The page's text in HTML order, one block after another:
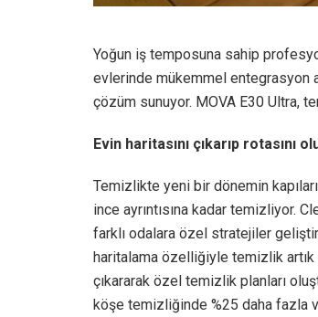
Yoğun iş temposuna sahip
evlerinde mükemmel entegrasyon
çözüm sunuyor. MOVA E30 Ultra,
Evin haritasını çıkarıp rotasını
Temizlikte yeni bir dönemin
ince ayrıntısına kadar temizliyor.
farklı odalara özel stratejiler
haritalama özelliğiyle temizlik
çıkararak özel temizlik planları
köşe temizliğinde %25 daha fazla